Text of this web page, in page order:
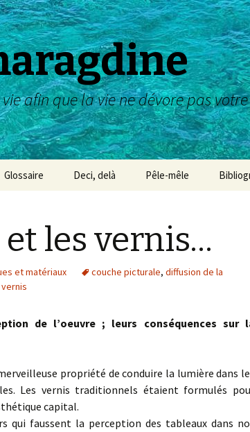
afin que la vie ne dévore pas
Glossaire Deci, delà Pêle-mêle
Galerie des Maîtres :
Artistes d’hier, Maîtres
Galeries par thème
les vernis…
et matériaux couche picturale, diffusion de la
vernis
de l’oeuvre ; leurs conséquences sur
propriété de conduire la lumière dans
Les vernis traditionnels étaient formulés
capital.
qui faussent la perception des tableaux dans